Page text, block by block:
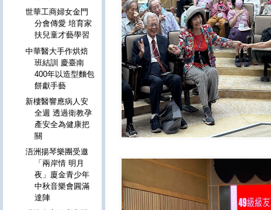
世華工商婦女金門
分會傳愛 培育家
扶兒童才藝學習
中華醫大手作烘焙
班結訓 慶臺南
400年以造型麵包
餅獻手藝
新樓醫響應病人安
全週 透過衛教孕
產安全為健康把
關
浯洲揚琴樂團受邀
「兩岸情 明月
夜」廈金青少年
中秋音樂會圓滿
達陣